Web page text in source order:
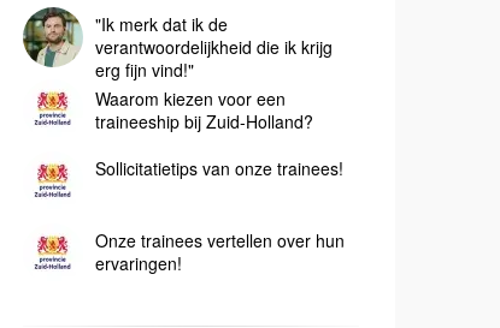
"Ik merk dat ik de
verantwoordelijkheid die ik krijg
erg fijn vind!"
Waarom kiezen voor een
traineeship bij Zuid-Holland?
Sollicitatietips van onze trainees!
Onze trainees vertellen over hun
ervaringen!